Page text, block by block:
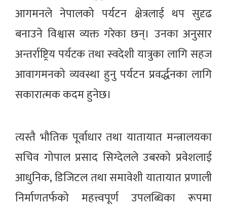
आगमनले नेपालको पर्यटन क्षेत्रलाई थप सुदृढ
बनाउने विश्वास व्यक्त गरेका छन्। उनका अनुसार
अन्तर्राष्ट्रिय पर्यटक तथा स्वदेशी यात्रुका लागि सहज
आवागमनको व्यवस्था हुनु पर्यटन प्रवर्द्धनका लागि
सकारात्मक कदम हुनेछ।
त्यस्तै भौतिक पूर्वाधार तथा यातायात मन्त्रालयका
सचिव गोपाल प्रसाद सिग्देलले उबरको प्रवेशलाई
आधुनिक, डिजिटल तथा समावेशी यातायात प्रणाली
निर्माणतर्फको महत्त्वपूर्ण उपलब्धिका रूपमा